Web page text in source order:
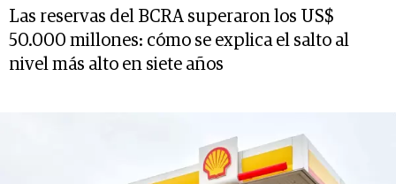
Las reservas del BCRA superaron los US$
50.000 millones: cómo se explica el salto al
nivel más alto en siete años